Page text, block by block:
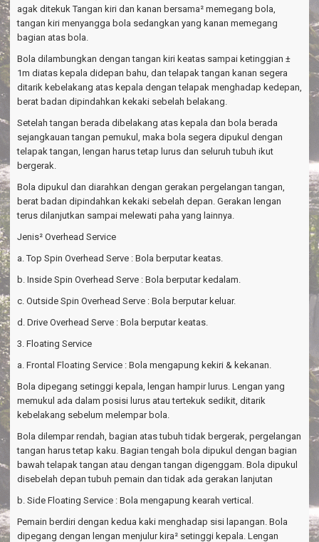
agak ditekuk Tangan kiri dan kanan bersama² memegang bola,
tangan kiri menyangga bola sedangkan yang kanan memegang
bagian atas bola.
Bola dilambungkan dengan tangan kiri keatas sampai ketinggian ±
1m diatas kepala didepan bahu, dan telapak tangan kanan segera
ditarik kebelakang atas kepala dengan telapak menghadap kedepan,
berat badan dipindahkan kekaki sebelah belakang.
Setelah tangan berada dibelakang atas kepala dan bola berada
sejangkauan tangan pemukul, maka bola segera dipukul dengan
telapak tangan, lengan harus tetap lurus dan seluruh tubuh ikut
bergerak.
Bola dipukul dan diarahkan dengan gerakan pergelangan tangan,
berat badan dipindahkan kekaki sebelah depan. Gerakan lengan
terus dilanjutkan sampai melewati paha yang lainnya.
Jenis² Overhead Service
a. Top Spin Overhead Serve : Bola berputar keatas.
b. Inside Spin Overhead Serve : Bola berputar kedalam.
c. Outside Spin Overhead Serve : Bola berputar keluar.
d. Drive Overhead Serve : Bola berputar keatas.
3. Floating Service
a. Frontal Floating Service : Bola mengapung kekiri & kekanan.
Bola dipegang setinggi kepala, lengan hampir lurus. Lengan yang
memukul ada dalam posisi lurus atau tertekuk sedikit, ditarik
kebelakang sebelum melempar bola.
Bola dilempar rendah, bagian atas tubuh tidak bergerak, pergelangan
tangan harus tetap kaku. Bagian tengah bola dipukul dengan bagian
bawah telapak tangan atau dengan tangan digenggam. Bola dipukul
disebelah depan tubuh pemain dan tidak ada gerakan lanjutan
b. Side Floating Service : Bola mengapung kearah vertical.
Pemain berdiri dengan kedua kaki menghadap sisi lapangan. Bola
dipegang dengan lengan menjulur kira² setinggi kepala. Lengan